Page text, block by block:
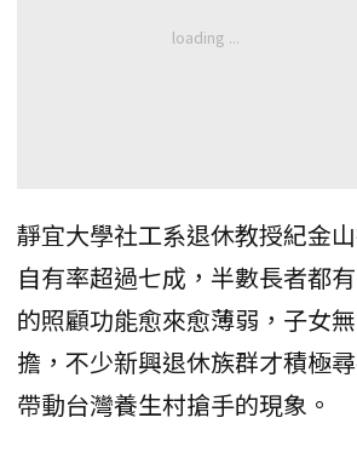
靜宜大學社工系退休教授紀金
自有率超過七成，半數長者都
的照顧功能愈來愈薄弱，子女
擔，不少新興退休族群才積極
帶動台灣養生村搶手的現象。